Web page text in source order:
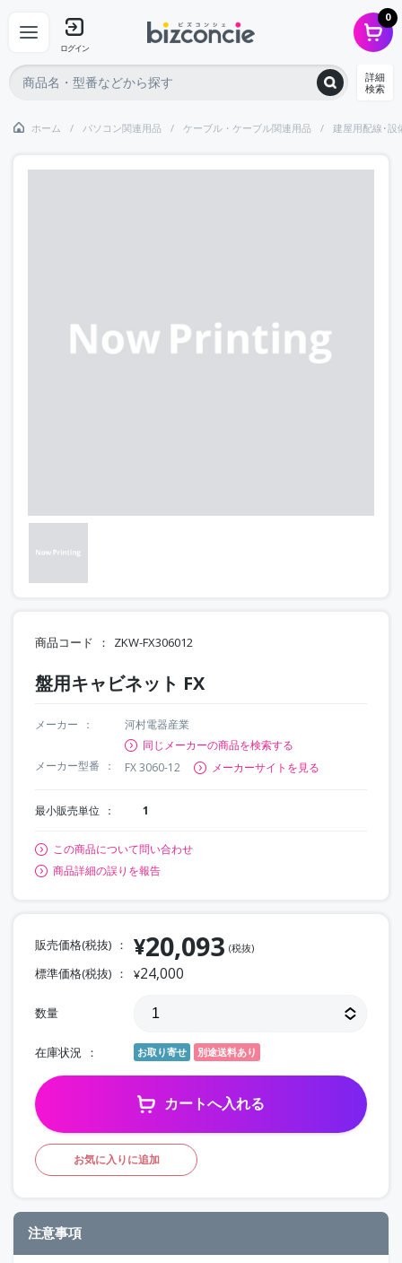
ログイン
0
詳細
検索
ホーム パソコン関連用品 ケーブル・ケーブル関連用品 建屋用配線･設
商品コード ZKW-FX306012
盤用キャビネット FX
メーカー
河村電器産業
同じメーカーの商品を検索する
メーカー型番
FX 3060-12 メーカーサイトを見る
最小販売単位 1
この商品について問い合わせ
商品詳細の誤りを報告
販売価格(税抜) ¥20,093 (税抜)
標準価格(税抜) ¥24,000
数量
在庫状況 お取り寄せ 別途送料あり
カートへ入れる
お気に入りに追加
注意事項